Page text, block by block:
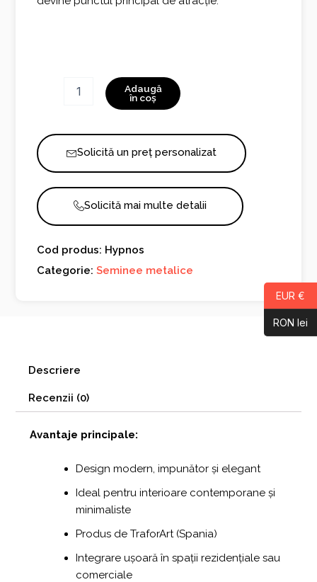
Adaugă
în coș
Solicită un preț personalizat
Solicită mai multe detalii
Cod produs: Hypnos
Categorie:Seminee metalice
Descriere
Recenzii (0)
Avantaje principale:
Design modern, impunător și elegant
Ideal pentru interioare contemporane și
minimaliste
Produs de TraforArt (Spania)
Integrare ușoară în spații rezidențiale sau
comerciale
EUR €
RON lei